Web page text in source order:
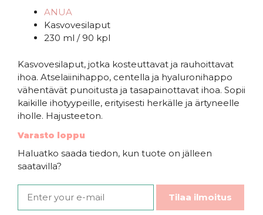
26,99€.
on:
26,99€.
ANUA
Kasvovesilaput
230 ml / 90 kpl
Kasvovesilaput, jotka kosteuttavat ja rauhoittavat
ihoa. Atselaiinihappo, centella ja hyaluronihappo
vähentävät punoitusta ja tasapainottavat ihoa. Sopii
kaikille ihotyypeille, erityisesti herkälle ja ärtyneelle
iholle. Hajusteeton.
Varasto loppu
Haluatko saada tiedon, kun tuote on jälleen
saatavilla?
Tilaa ilmoitus